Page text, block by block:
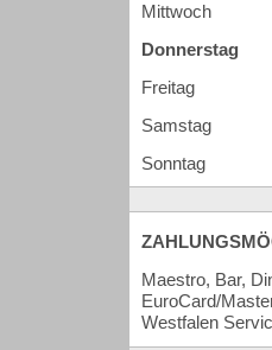
Mittwoch
Donnerstag
Freitag
Samstag
Sonntag
Maestro, Bar,
EuroCard/
Westfalen